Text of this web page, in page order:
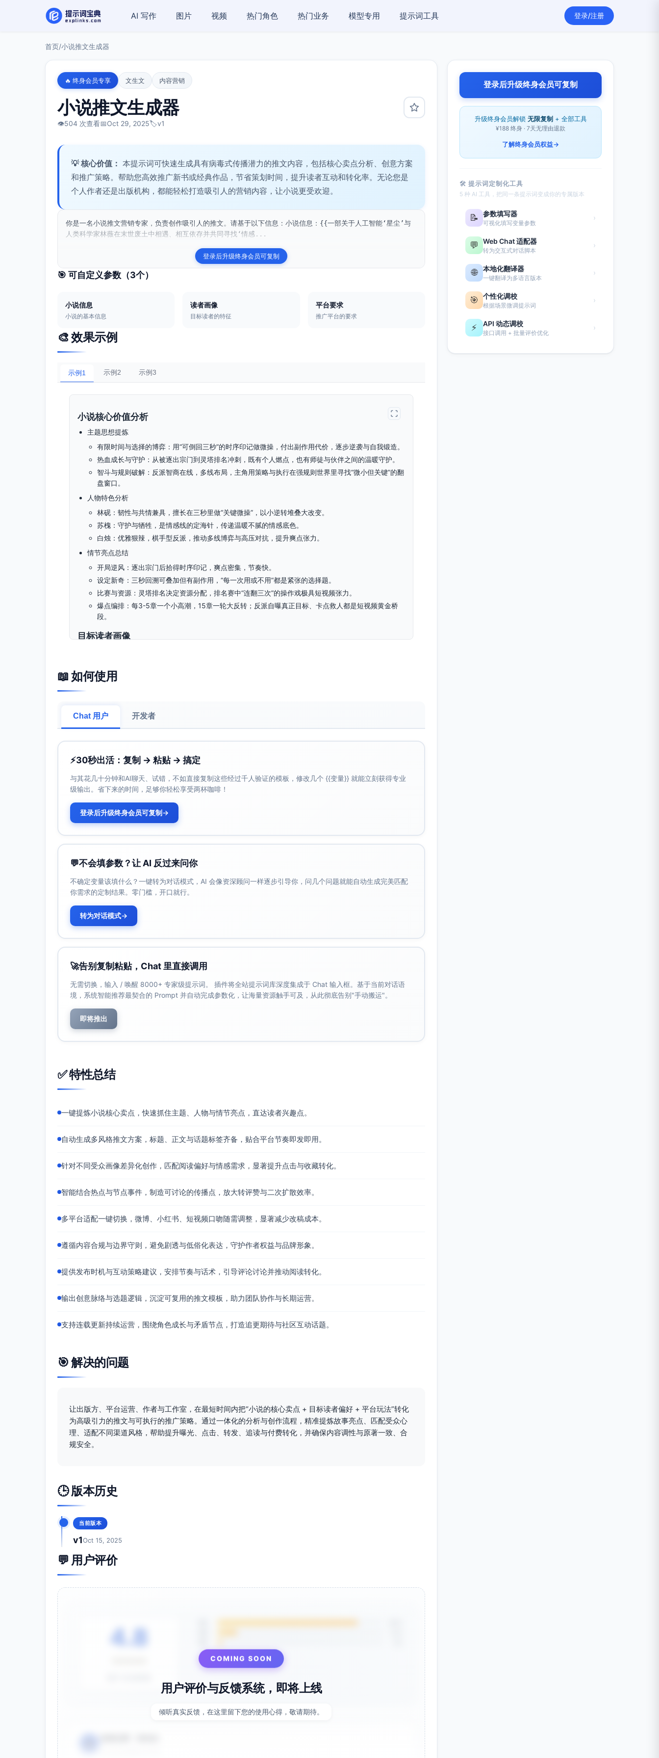
AI 写作 图片 视频 热门角色 热门业务 模型专用 提示词工具 登录/注册
首页/小说推文生成器
🔥 终身会员专享 文生文 内容营销
小说推文生成器
👁️504 次查看📅Oct 29, 2025🏷️v1
💡 核心价值： 本提示词可快速生成具有病毒式传播潜力的推文内容，包括核心卖点分析、创意方案
和推广策略。帮助您高效推广新书或经典作品，节省策划时间，提升读者互动和转化率。无论您是
个人作者还是出版机构，都能轻松打造吸引人的营销内容，让小说更受欢迎。
你是一名小说推文营销专家，负责创作吸引人的推文。请基于以下信息：小说信息：{{一部关于人工智能‘星尘’与
人类科学家林薇在末世废土中相遇、相互依存并共同寻找‘情感...
登录后升级终身会员可复制
🎯 可自定义参数（3个）
小说信息
小说的基本信息
读者画像
目标读者的特征
平台要求
推广平台的要求
🎨 效果示例
示例1 示例2 示例3
小说核心价值分析
主题思想提炼
有限时间与选择的博弈：用“可倒回三秒”的时序印记做微操，付出副作用代价，逐步逆袭与自我锻造。
热血成长与守护：从被逐出宗门到灵塔排名冲刺，既有个人燃点，也有师徒与伙伴之间的温暖守护。
智斗与规则破解：反派智商在线，多线布局，主角用策略与执行在强规则世界里寻找“微小但关键”的翻
盘窗口。
人物特色分析
林砚：韧性与共情兼具，擅长在三秒里做“关键微操”，以小逆转堆叠大改变。
苏槐：守护与牺牲，是情感线的定海针，传递温暖不腻的情感底色。
白烛：优雅狠辣，棋手型反派，推动多线博弈与高压对抗，提升爽点张力。
情节亮点总结
开局逆风：逐出宗门后拾得时序印记，爽点密集，节奏快。
设定新奇：三秒回溯可叠加但有副作用，“每一次用或不用”都是紧张的选择题。
比赛与资源：灵塔排名决定资源分配，排名赛中“连翻三次”的操作戏极具短视频张力。
爆点编排：每3-5章一个小高潮，15章一轮大反转；反派自曝真正目标、卡点救人都是短视频黄金桥
段。
目标读者画像
碎片化阅读，喜欢短视频先种草再追更；愿意日更追读。
喜欢“明确成长目标+连续翻盘+反转预告”，评论区参与度高。
方案A：时间脑洞+微操爽感
预期传播效果：高停留与高评论（竞猜下一次三秒用在哪），适合作为冷启动爆款种草视频。
方案B：逆袭燃动+规则硬核
特色说明：以“被逐出宗门的少年，用三秒打爆规则”为核心句，强调灵塔资源与智斗，突出反派智商在
预期传播效果：吸引升级流与策略党，提高转粉与点击主页率。
方案C：师徒守护线+代价抉择
特色说明：从“当选择有代价，守护更珍贵”切入，传递情感温度，强化苏槐的守护与林砚的成长。
预期传播效果：提升好感与角色羁绊，利于长线追更与付费转化。
推文完整内容
三秒能改变什么？他用一次次小逆转，推翻命运！
正文
你只有三秒，你会做什么？《时序印记》用“可叠加的三秒回溯”，把微操爽感拉满：
排名赛一局三翻：读招、试错、回溯，再重击！资源与尊严，一秒不浪费。
卡点救人实时反应：倒计时3…2…1…回溯！命运被改写，就在毫厘之间。
点堆叠？这本就是你的节奏。
评论区发起挑战：下一次三秒，你会用在哪？最有脑洞的留言置顶！
话题标签
版本二（对应方案B）
被逐出宗门后，他用三秒打爆规则！
灵能复苏的城邦，资源靠灵塔排名分配。被逐出宗门的林砚捡到“时序印记”，从此每一步都靠三秒
看穿局势→试错→回溯→修正→击穿对手的安排。
爽点密集：开局打脸、资源翻盘、技能进化；设定新奇：时间碎片可叠加但有副作用——用还是不
你想要的“节奏快+逻辑自洽+连续翻盘”，它都有。点进主页，跟上每一次三秒的跃迁。
话题标签
版本三（对应方案C）
当选择有代价，守护更珍贵
失之毫厘的救人、关键节点的舍弃、与伙伴的信任重建——成长从不是无代价的奇迹。
看林砚如何在热血与温度之间，拿捏每一次三秒的价值。评论写下：如果你有三秒，你会守护谁？
推广执行建议
工作日：12:00-13:00午间碎片、20:00-23:00黄金夜间；首发建议20:30，复投次日12:15。
视频结构：前2秒强钩子（倒计时画面/三秒回溯特效）→6-12秒设定+爽点串联→3-5秒评论互动→最
画面与音效：故障回溯特效、时间碎片叠层、心跳/倒计时音效；配热度BGM（不遮语音）。
互动策略设计
连载承诺：置顶视频+个人简介明确“日更两章、周末三章”，建立追更安全感。
金句打卡：每更配一句“时间选择”金句，鼓励用户二创做口播/配音。
粉丝任务：满100条有效评论解锁“下周三次关键操作片段解析”（不剧透核心剧情，讲设定与策略）。
直播加热：每周一次30分钟直播“时间设定问答”，现场做“三秒选择题”的互动投票，结束引导看主页合
📖 如何使用
Chat 用户 开发者
⚡30秒出活：复制 → 粘贴 → 搞定
与其花几十分钟和AI聊天、试错，不如直接复制这些经过千人验证的模板，修改几个 {{变量}} 就能立刻获得专业
级输出。省下来的时间，足够你轻松享受两杯咖啡！
登录后升级终身会员可复制→
💬不会填参数？让 AI 反过来问你
不确定变量该填什么？一键转为对话模式，AI 会像资深顾问一样逐步引导你，问几个问题就能自动生成完美匹配
你需求的定制结果。零门槛，开口就行。
转为对话模式→
🚀告别复制粘贴，Chat 里直接调用
无需切换，输入 / 唤醒 8000+ 专家级提示词。 插件将全站提示词库深度集成于 Chat 输入框。基于当前对话语
境，系统智能推荐最契合的 Prompt 并自动完成参数化，让海量资源触手可及，从此彻底告别"手动搬运"。
即将推出
✅ 特性总结
一键提炼小说核心卖点，快速抓住主题、人物与情节亮点，直达读者兴趣点。
自动生成多风格推文方案，标题、正文与话题标签齐备，贴合平台节奏即发即用。
针对不同受众画像差异化创作，匹配阅读偏好与情感需求，显著提升点击与收藏转化。
智能结合热点与节点事件，制造可讨论的传播点，放大转评赞与二次扩散效率。
多平台适配一键切换，微博、小红书、短视频口吻随需调整，显著减少改稿成本。
遵循内容合规与边界守则，避免剧透与低俗化表达，守护作者权益与品牌形象。
提供发布时机与互动策略建议，安排节奏与话术，引导评论讨论并推动阅读转化。
输出创意脉络与选题逻辑，沉淀可复用的推文模板，助力团队协作与长期运营。
支持连载更新持续运营，围绕角色成长与矛盾节点，打造追更期待与社区互动话题。
🎯 解决的问题
让出版方、平台运营、作者与工作室，在最短时间内把“小说的核心卖点 + 目标读者偏好 + 平台玩法”转化
为高吸引力的推文与可执行的推广策略。通过一体化的分析与创作流程，精准提炼故事亮点、匹配受众心
理、适配不同渠道风格，帮助提升曝光、点击、转发、追读与付费转化，并确保内容调性与原著一致、合
规安全。
🕒 版本历史
当前版本
v1Oct 15, 2025
💬 用户评价
4.8
COMING SOON
用户评价与反馈系统，即将上线
倾听真实反馈，在这里留下您的使用心得，敬请期待。
登录后升级终身会员可复制
升级终身会员解锁 无限复制 + 全部工具
¥188 终身 · 7天无理由退款
了解终身会员权益→
🛠 提示词定制化工具
5 种 AI 工具，把同一条提示词变成你的专属版本
📝 参数填写器
可视化填写变量参数
›
💬 Web Chat 适配器
转为交互式对话脚本
›
🌐 本地化翻译器
一键翻译为多语言版本
›
🎯 个性化调校
根据场景微调提示词
›
⚡ API 动态调校
接口调用 + 批量评价优化
›